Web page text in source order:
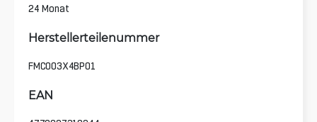
24 Monat
Herstellerteilenummer
FMC003X4BP01
EAN